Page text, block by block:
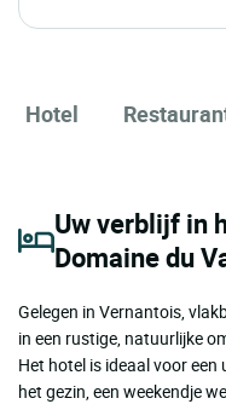
Hotel
Uw verblijf in
Domaine du
Gelegen in Vernantois,
in een rustige, natuurlijke
Het hotel is ideaal voor
het gezin, een weekendje